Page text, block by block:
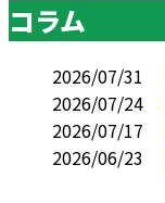
コラム
2026/07/31
2026/07/24
2026/07/17
2026/06/23